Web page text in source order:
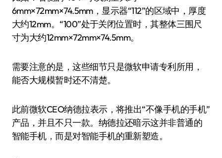
6mm×72mm×74.5mm，显示器“112”的区域中，厚度
大约12mm。“100”处于关闭位置时，其整体三围尺
寸为大约12mm×72mm×74.5mm。
需要注意的是，这些细节只是微软申请专利所用，
能否大规模暂时还不清楚。
此前微软CEO纳德拉表示，将推出“不像手机的手机”
产品，并且不只一款。纳德拉还暗示这并非普通的
智能手机，而是对智能手机的重新塑造。